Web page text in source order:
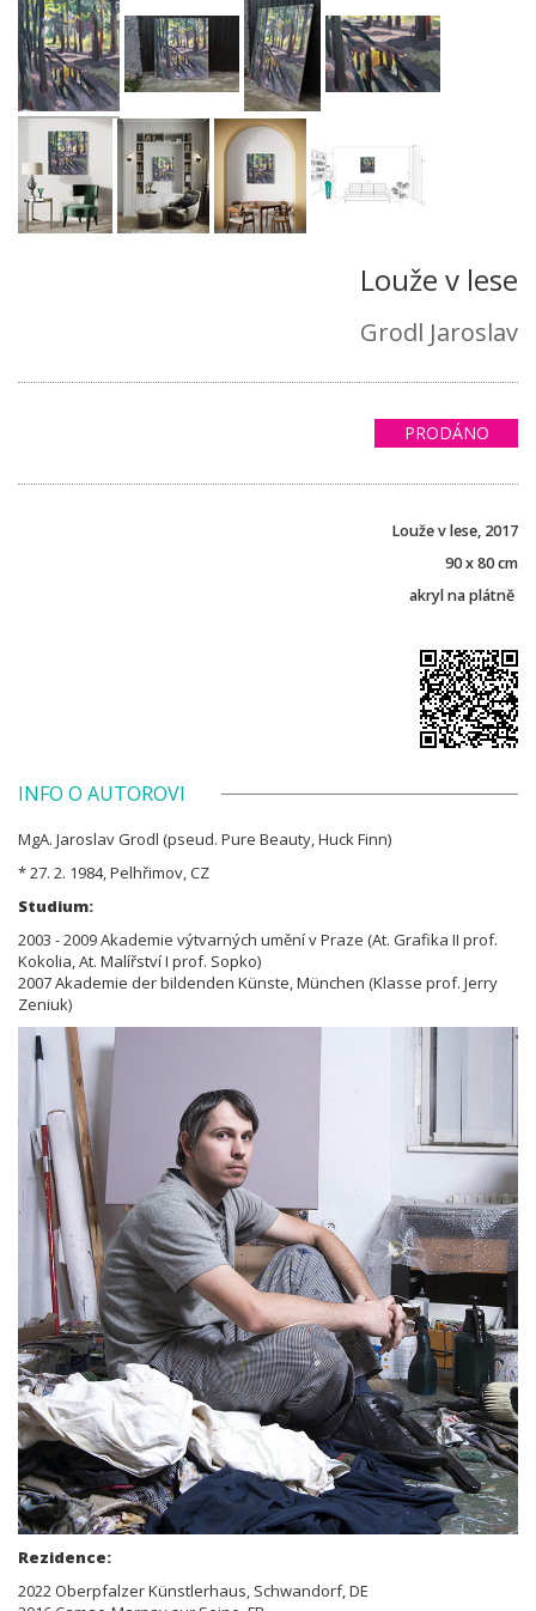
Louže v lese
Grodl Jaroslav
PRODÁNO
Louže v lese, 2017
90 x 80 cm
akryl na plátně
INFO O AUTOROVI
MgA. Jaroslav Grodl (pseud. Pure Beauty, Huck Finn)
* 27. 2. 1984, Pelhřimov, CZ
Studium:
2003 - 2009 Akademie výtvarných umění v Praze (At. Grafika II prof.
Kokolia, At. Malířství I prof. Sopko)
2007 Akademie der bildenden Künste, München (Klasse prof. Jerry
Zeniuk)
Rezidence:
2022 Oberpfalzer Künstlerhaus, Schwandorf, DE